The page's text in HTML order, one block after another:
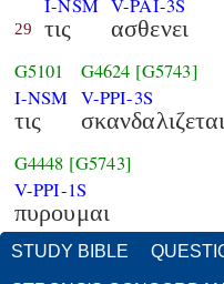
29
I-NSM
τις
V-PAI-3S
ασθενει
G5101
I-NSM
τις
G4624 [G5743]
V-PPI-3S
σκανδαλιζεται
G4448 [G5743]
V-PPI-1S
πυρουμαι
STUDY BIBLE